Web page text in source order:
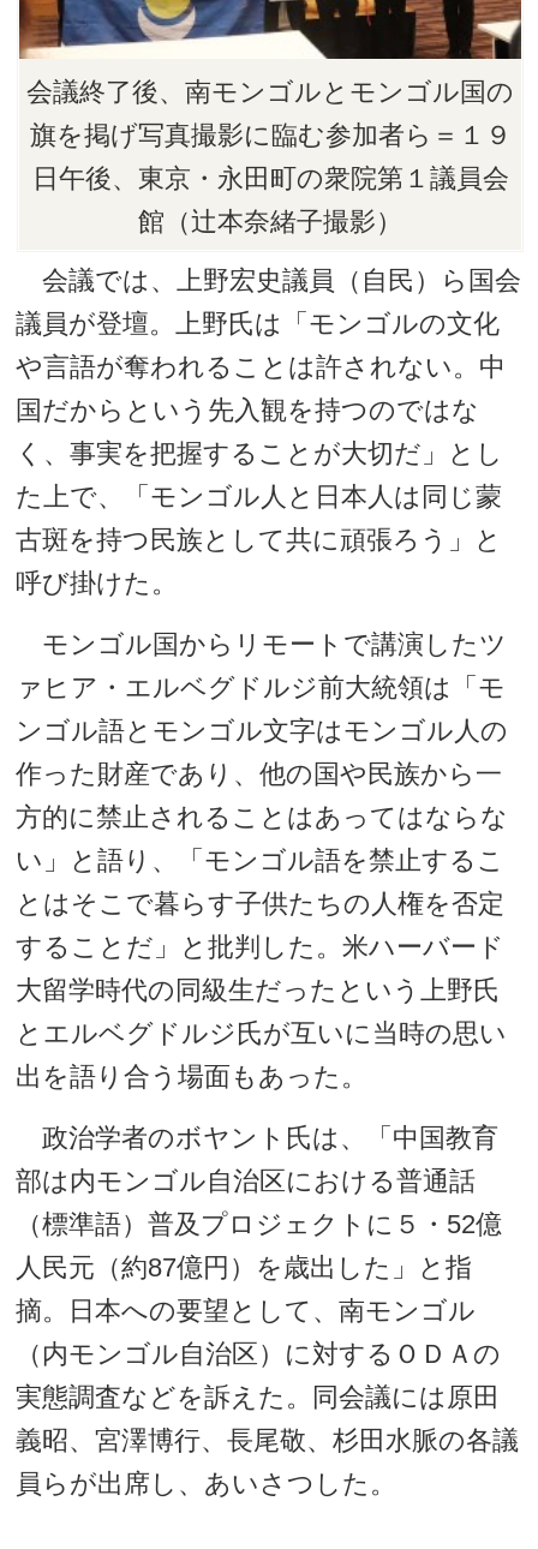
会議終了後、南モンゴルとモンゴル国の
旗を掲げ写真撮影に臨む参加者ら＝１９
日午後、東京・永田町の衆院第１議員会
館（辻本奈緒子撮影）
会議では、上野宏史議員（自民）ら国会
議員が登壇。上野氏は「モンゴルの文化
や言語が奪われることは許されない。中
国だからという先入観を持つのではな
く、事実を把握することが大切だ」とし
た上で、「モンゴル人と日本人は同じ蒙
古斑を持つ民族として共に頑張ろう」と
呼び掛けた。
モンゴル国からリモートで講演したツ
ァヒア・エルベグドルジ前大統領は「モ
ンゴル語とモンゴル文字はモンゴル人の
作った財産であり、他の国や民族から一
方的に禁止されることはあってはならな
い」と語り、「モンゴル語を禁止するこ
とはそこで暮らす子供たちの人権を否定
することだ」と批判した。米ハーバード
大留学時代の同級生だったという上野氏
とエルベグドルジ氏が互いに当時の思い
出を語り合う場面もあった。
政治学者のボヤント氏は、「中国教育
部は内モンゴル自治区における普通話
（標準語）普及プロジェクトに５・52億
人民元（約87億円）を歳出した」と指
摘。日本への要望として、南モンゴル
（内モンゴル自治区）に対するＯＤＡの
実態調査などを訴えた。同会議には原田
義昭、宮澤博行、長尾敬、杉田水脈の各議
員らが出席し、あいさつした。